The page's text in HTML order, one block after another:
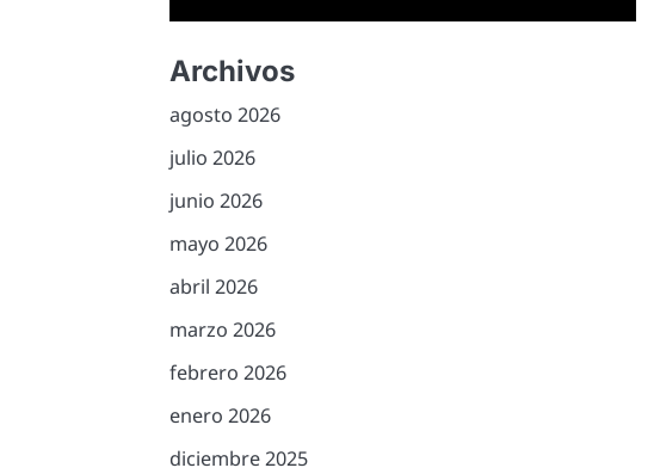
Archivos
agosto 2026
julio 2026
junio 2026
mayo 2026
abril 2026
marzo 2026
febrero 2026
enero 2026
diciembre 2025